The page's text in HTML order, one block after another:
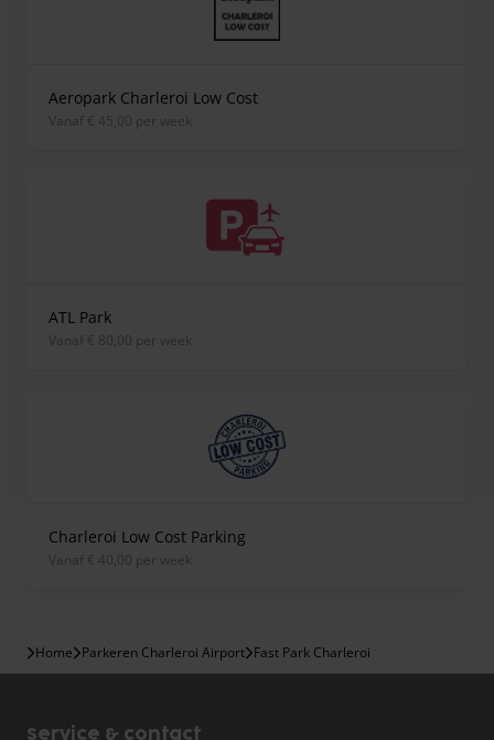
Aeropark Charleroi Low Cost
vanaf € 45,00 per week
ATL Park
vanaf € 80,00 per week
Charleroi Low Cost Parking
vanaf € 40,00 per week
Home Parkeren Charleroi Airport Fast Park Charleroi
Service & contact